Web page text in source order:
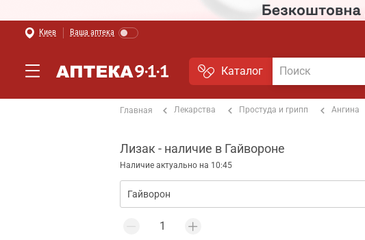
Киев Ваша аптека
Каталог
Главная Лекарства Простуда и грипп Ангина
Лизак - наличие в Гайвороне
Наличие актуально на 10:45